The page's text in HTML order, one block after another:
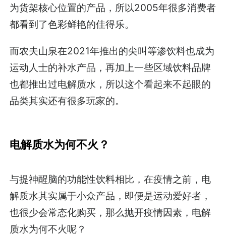
为货架核心位置的产品，所以2005年很多消费者
都看到了色彩鲜艳的佳得乐。
而农夫山泉在2021年推出的尖叫等渗饮料也成为
运动人士的补水产品，再加上一些区域饮料品牌
也都推出过电解质水，所以这个看起来不起眼的
品类其实还有很多玩家的。
电解质水为何不火？
与提神醒脑的功能性饮料相比，在疫情之前，电
解质水其实属于小众产品，即便是运动爱好者，
也很少会常态化购买，那么抛开疫情因素，电解
质水为何不火呢？